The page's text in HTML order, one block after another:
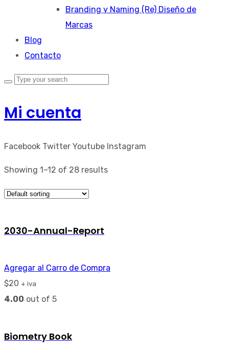
Branding y Naming (Re) Diseño de
Marcas
Blog
Contacto
Mi cuenta
Facebook Twitter Youtube Instagram
Showing 1–12 of 28 results
2030-Annual-Report
Agregar al Carro de Compra
$20 + iva
4.00 out of 5
Biometry Book